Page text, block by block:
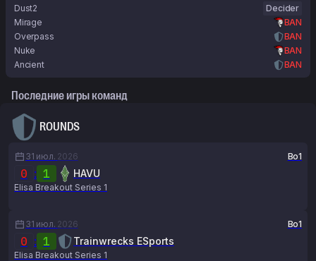
Dust2
Decider
Mirage
BAN
Overpass
BAN
Nuke
BAN
Ancient
BAN
Последние игры команд
ROUNDS
31 июл. 2026 Bo1
0 : 1 HAVU
Elisa Breakout Series 1
31 июл. 2026 Bo1
0 : 1 Trainwrecks ESports
Elisa Breakout Series 1